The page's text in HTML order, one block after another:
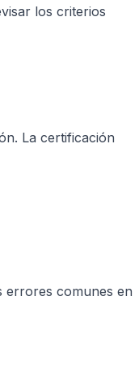
los criterios
La certificación
errores comunes en